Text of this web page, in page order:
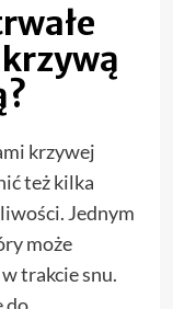
krzywej
też kilka
Jednym
może
trakcie snu.